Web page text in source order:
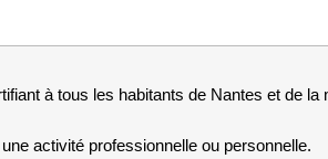
à tous les habitants de Nantes et de la
activité professionnelle ou personnelle.